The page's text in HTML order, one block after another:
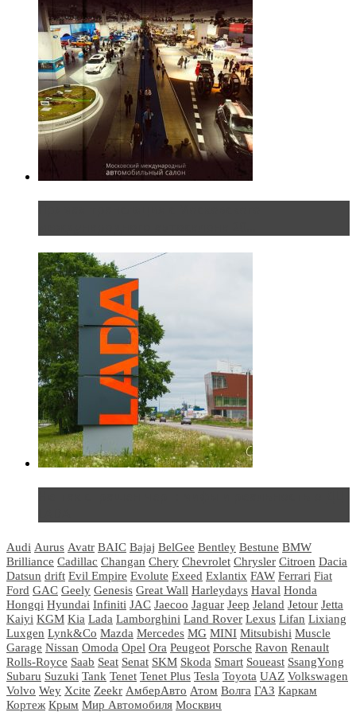
Audi Aurus Avatr BAIC Bajaj BelGee Bentley Bestune BMW
Brilliance Cadillac Changan Chery Chevrolet Chrysler Citroen Dacia
Datsun drift Evil Empire Evolute Exeed Exlantix FAW Ferrari Fiat
Ford GAC Geely Genesis Great Wall Harleydays Haval Honda
Hongqi Hyundai Infiniti JAC Jaecoo Jaguar Jeep Jeland Jetour Jetta
Kaiyi KGM Kia Lada Lamborghini Land Rover Lexus Lifan Lixiang
Luxgen Lynk&Co Mazda Mercedes MG MINI Mitsubishi Muscle
Garage Nissan Omoda Opel Ora Peugeot Porsche Ravon Renault
Rolls-Royce Saab Seat Senat SKM Skoda Smart Soueast SsangYong
Subaru Suzuki Tank Tenet Tenet Plus Tesla Toyota UAZ Volkswagen
Volvo Wey Xcite Zeekr АмберАвто Атом Волга ГАЗ Каркам
Кортеж Крым Мир Автомобиля Москвич